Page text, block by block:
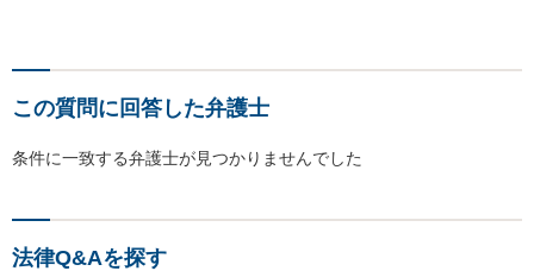
この質問に回答した弁護士
条件に一致する弁護士が見つかりませんでした
法律Q&Aを探す